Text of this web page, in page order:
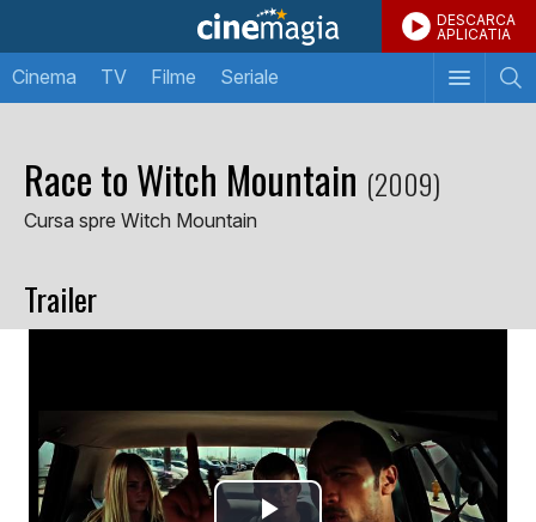
DESCARCA
APLICATIA
Cinema TV Filme Seriale
Race to Witch Mountain (2009)
Cursa spre Witch Mountain
Trailer